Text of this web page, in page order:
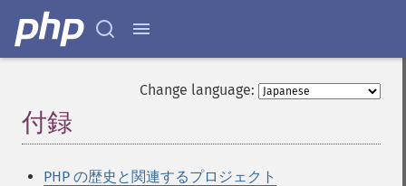
Change language:
付録
PHP の歴史と関連するプロジェクト